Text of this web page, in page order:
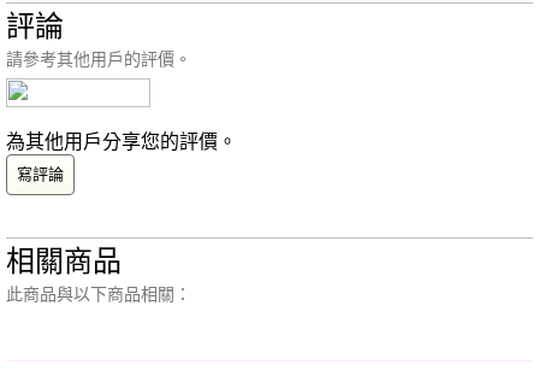
評論
請參考其他用戶的評價。
為其他用戶分享您的評價。
寫評論
相關商品
此商品與以下商品相關：